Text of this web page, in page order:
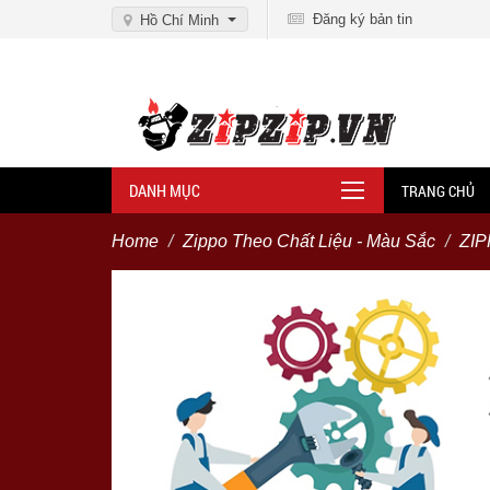
Hồ Chí Minh Đăng ký bản tin
DANH MỤC TRANG CHỦ
Home Zippo Theo Chất Liệu - Màu Sắc